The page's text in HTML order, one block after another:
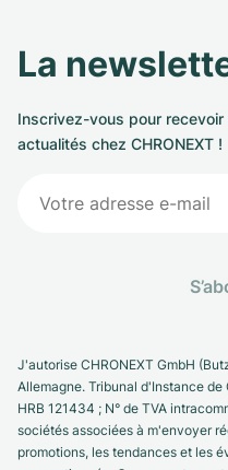
La
Inscrivez-vous pour
actualités chez CHRONEXT !
J'autorise CHRONEXT GmbH
Allemagne. Tribunal d'Instance
HRB 121434 ; N° de TVA
sociétés associées à m'envoyer
promotions, les tendances et les